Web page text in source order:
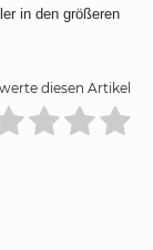
in den größeren
diesen Artikel